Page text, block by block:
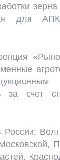
для
за счет